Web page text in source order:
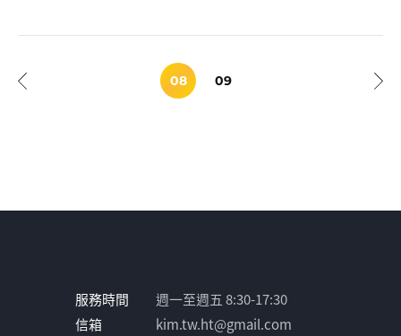
08 09
服務時間
週一至週五 8:30-17:30
信箱
kim.tw.ht@gmail.com